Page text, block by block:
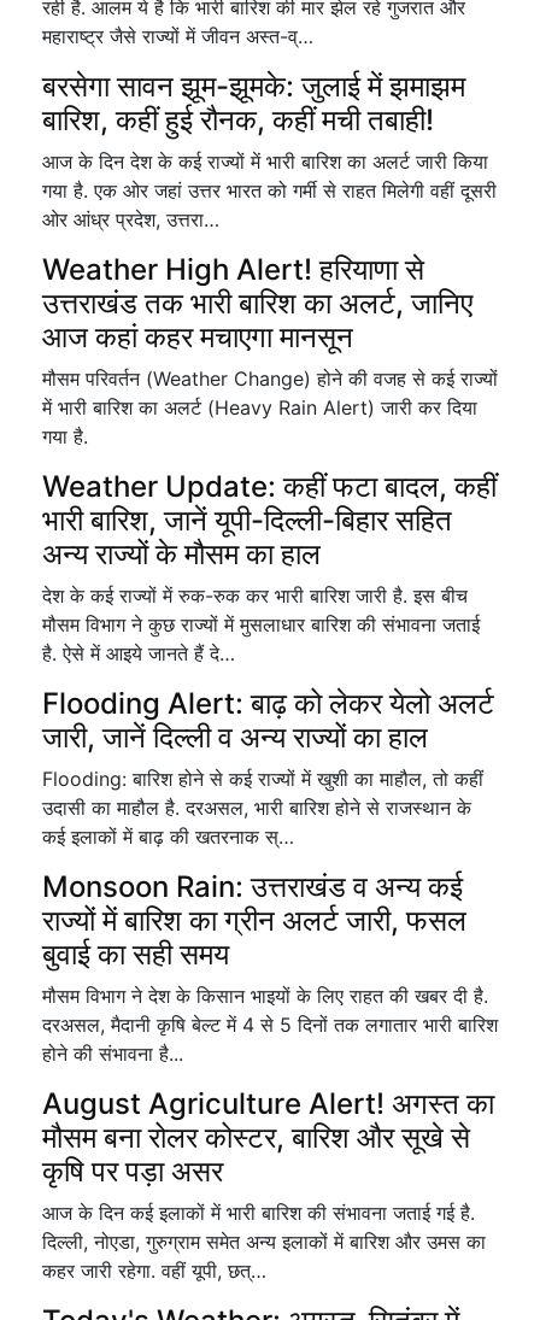
रही है. आलम ये है कि भारी बारिश की मार झेल रहे गुजरात और
महाराष्ट्र जैसे राज्यों में जीवन अस्त-व्…
बरसेगा सावन झूम-झूमके: जुलाई में झमाझम
बारिश, कहीं हुई रौनक, कहीं मची तबाही!
आज के दिन देश के कई राज्यों में भारी बारिश का अलर्ट जारी किया
गया है. एक ओर जहां उत्तर भारत को गर्मी से राहत मिलेगी वहीं दूसरी
ओर आंध्र प्रदेश, उत्तरा…
Weather High Alert! हरियाणा से
उत्तराखंड तक भारी बारिश का अलर्ट, जानिए
आज कहां कहर मचाएगा मानसून
मौसम परिवर्तन (Weather Change) होने की वजह से कई राज्यों
में भारी बारिश का अलर्ट (Heavy Rain Alert) जारी कर दिया
गया है.
Weather Update: कहीं फटा बादल, कहीं
भारी बारिश, जानें यूपी-दिल्ली-बिहार सहित
अन्य राज्यों के मौसम का हाल
देश के कई राज्यों में रुक-रुक कर भारी बारिश जारी है. इस बीच
मौसम विभाग ने कुछ राज्यों में मुसलाधार बारिश की संभावना जताई
है. ऐसे में आइये जानते हैं दे…
Flooding Alert: बाढ़ को लेकर येलो अलर्ट
जारी, जानें दिल्ली व अन्य राज्यों का हाल
Flooding: बारिश होने से कई राज्यों में खुशी का माहौल, तो कहीं
उदासी का माहौल है. दरअसल, भारी बारिश होने से राजस्थान के
कई इलाकों में बाढ़ की खतरनाक स्…
Monsoon Rain: उत्तराखंड व अन्य कई
राज्यों में बारिश का ग्रीन अलर्ट जारी, फसल
बुवाई का सही समय
मौसम विभाग ने देश के किसान भाइयों के लिए राहत की खबर दी है.
दरअसल, मैदानी कृषि बेल्ट में 4 से 5 दिनों तक लगातार भारी बारिश
होने की संभावना है...
August Agriculture Alert! अगस्त का
मौसम बना रोलर कोस्टर, बारिश और सूखे से
कृषि पर पड़ा असर
आज के दिन कई इलाकों में भारी बारिश की संभावना जताई गई है.
दिल्ली, नोएडा, गुरुग्राम समेत अन्य इलाकों में बारिश और उमस का
कहर जारी रहेगा. वहीं यूपी, छत्…